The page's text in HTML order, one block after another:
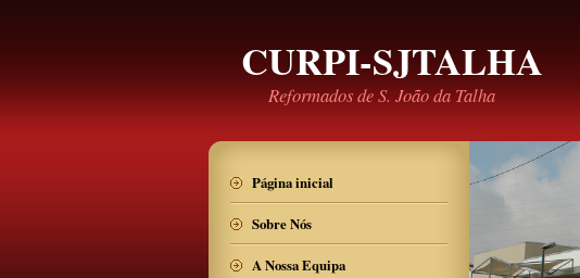
CURPI-SJTALHA
Reformados de S. João da Talha
Página inicial
Sobre Nós
A Nossa Equipa